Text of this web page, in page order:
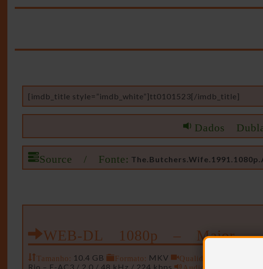
[imdb_title style=”imdb_white”]tt0101523[/imdb_title]
Dados
Source / Fonte:
WEB-DL 1080p – Maior
Tamanho: 10.4 GB Formato: MKV Qualidade:
Rio – E-AC3 / 2.0 / 48 kHz / 224 kbps
Audio2: Inglês – E-